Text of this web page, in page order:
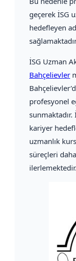
geçerek İSG
hedefleyen
İSG Uzman
Bahçelievler
profesyonel
sunmaktadır.
kariyer
uzmanlık
süreçleri
ilerlemektedir.